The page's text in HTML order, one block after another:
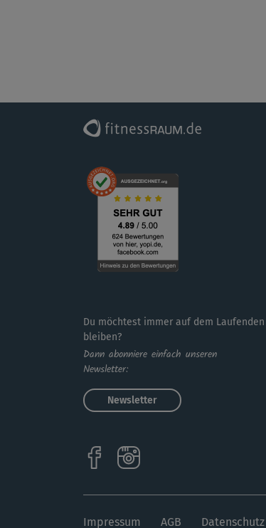
Du möchtest immer auf dem Laufenden
bleiben?
Dann abonniere einfach unseren
Newsletter:
Newsletter
Impressum AGB Datenschutz